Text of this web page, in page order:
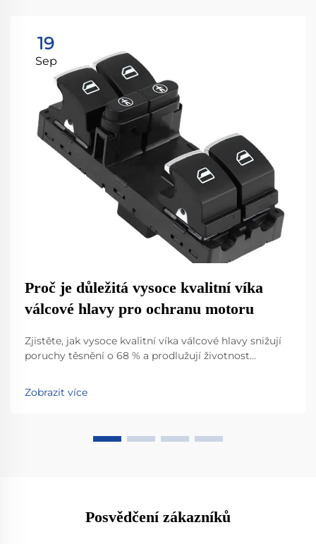
19
Sep
Proč je důležitá vysoce kvalitní víka
válcové hlavy pro ochranu motoru
Zjistěte, jak vysoce kvalitní víka válcové hlavy snižují
poruchy těsnění o 68 % a prodlužují životnost
těsnění, které snižují náklady na údržbu o 40 %.
Podívejte se na skutečná data SAE.
Zobrazit více
Posvědčení zákazníků